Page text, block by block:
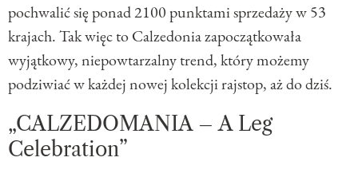
pochwalić się ponad 2100 punktami sprzedaży w 53
krajach. Tak więc to Calzedonia zapoczątkowała
wyjątkowy, niepowtarzalny trend, który możemy
podziwiać w każdej nowej kolekcji rajstop, aż do dziś.
„CALZEDOMANIA – A Leg
Celebration”